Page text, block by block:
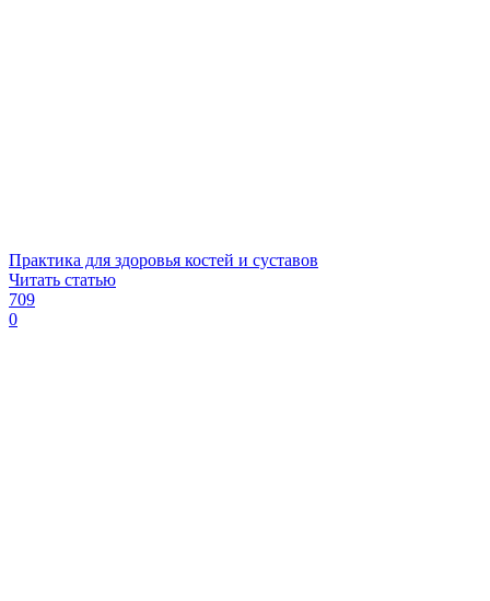
Практика для здоровья костей и суставов
Читать статью
709
0